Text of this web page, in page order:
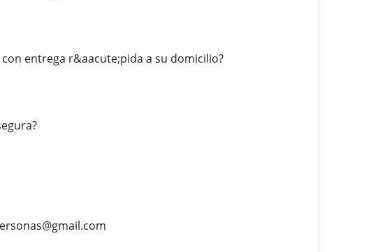
entrega r&aacute;pida a su domicilio?